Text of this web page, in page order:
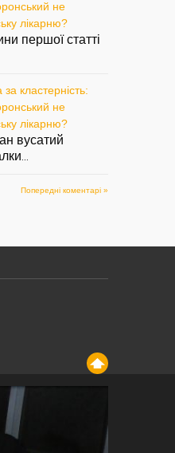
не
лікарню?
першої статті
за кластерність:
не
лікарню?
вусатий
...
Попередні коментарі »